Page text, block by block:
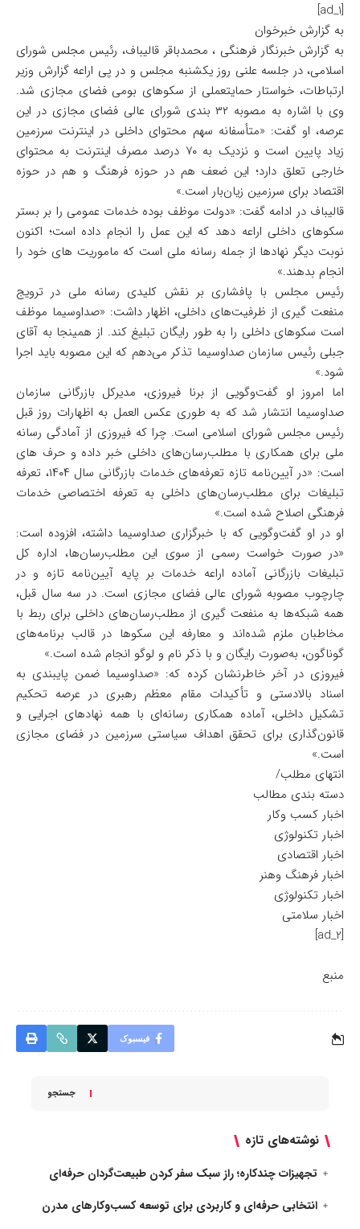
[ad_1]
به گزارش خبرخوان
به گزارش خبرنگار فرهنگی ، محمدباقر قالیباف، رئیس مجلس شورای
اسلامی، در جلسه علنی روز یکشنبه مجلس و در پی اراعه گزارش وزیر
ارتباطات، خواستار حمایتعملی از سکوهای بومی فضای مجازی شد.
وی با اشاره به مصوبه ۳۲ بندی شورای عالی فضای مجازی در این
عرصه، او گفت: «متأسفانه سهم محتوای داخلی در اینترنت سرزمین
زیاد پایین است و نزدیک به ۷۰ درصد مصرف اینترنت به محتوای
خارجی تعلق دارد؛ این ضعف هم در حوزه فرهنگ و هم در حوزه
اقتصاد برای سرزمین زیان‌بار است.»
قالیباف در ادامه گفت: «دولت موظف بوده خدمات عمومی را بر بستر
سکوهای داخلی اراعه دهد که این عمل را انجام داده است؛ اکنون
نوبت دیگر نهادها از جمله رسانه ملی است که ماموریت های خود را
انجام بدهند.»
رئیس مجلس با پافشاری بر نقش کلیدی رسانه ملی در ترویج
منفعت گیری از ظرفیت‌های داخلی، اظهار داشت: «صداوسیما موظف
است سکوهای داخلی را به طور رایگان تبلیغ کند. از همینجا به آقای
جبلی رئیس سازمان صداوسیما تذکر می‌دهم که این مصوبه باید اجرا
شود.»
اما امروز او گفت‌وگویی از برنا فیروزی، مدیرکل بازرگانی سازمان
صداوسیما انتشار شد که به طوری عکس العمل به اظهارات روز قبل
رئیس مجلس شورای اسلامی است. چرا که فیروزی از آمادگی رسانه
ملی برای همکاری با مطلب‌رسان‌های داخلی خبر داده و حرف های
است: «در آیین‌نامه تازه تعرفه‌های خدمات بازرگانی سال ۱۴۰۴، تعرفه
تبلیغات برای مطلب‌رسان‌های داخلی به تعرفه اختصاصی خدمات
فرهنگی اصلاح شده است.»
او در او گفت‌وگویی که با خبرگزاری صداوسیما داشته، افزوده است:
«در صورت خواست رسمی از سوی این مطلب‌رسان‌ها، اداره کل
تبلیغات بازرگانی آماده اراعه خدمات بر پایه آیین‌نامه تازه و در
چارچوب مصوبه شورای عالی فضای مجازی است. در سه سال قبل،
همه شبکه‌ها به منفعت گیری از مطلب‌رسان‌های داخلی برای ربط با
مخاطبان ملزم شده‌اند و معارفه این سکوها در قالب برنامه‌های
گوناگون، به‌صورت رایگان و با ذکر نام و لوگو انجام شده است.»
فیروزی در آخر خاطرنشان کرده که: «صداوسیما ضمن پایبندی به
اسناد بالادستی و تأکیدات مقام معظم رهبری در عرصه تحکیم
تشکیل داخلی، آماده همکاری رسانه‌ای با همه نهادهای اجرایی و
قانون‌گذاری برای تحقق اهداف سیاستی سرزمین در فضای مجازی
است.»
انتهای مطلب/
دسته بندی مطالب
اخبار کسب وکار
اخبار تکنولوژی
اخبار اقتصادی
اخبار فرهنگ وهنر
اخبار تکنولوژی
اخبار سلامتی
[ad_2]
منبع
فیسبوک
جستجو
نوشته‌های تازه
تجهیزات چندکاره؛ راز سبک سفر کردن طبیعت‌گردان حرفه‌ای
انتخابی حرفه‌ای و کاربردی برای توسعه کسب‌وکارهای مدرن